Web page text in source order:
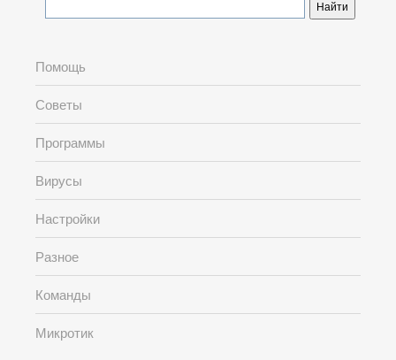
Помощь
Советы
Программы
Вирусы
Настройки
Разное
Команды
Микротик